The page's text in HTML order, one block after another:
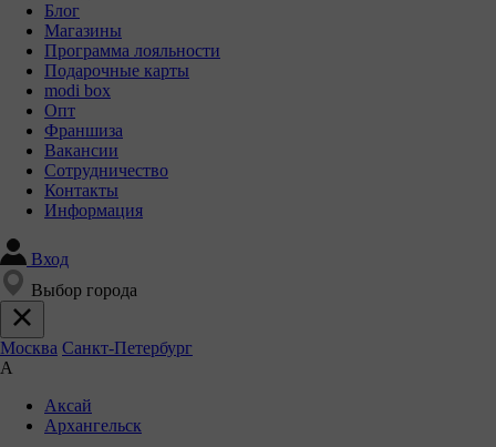
Блог
Магазины
Программа лояльности
Подарочные карты
modi box
Опт
Франшиза
Вакансии
Сотрудничество
Контакты
Информация
Вход
Выбор города
Москва Санкт-Петербург
А
Аксай
Архангельск